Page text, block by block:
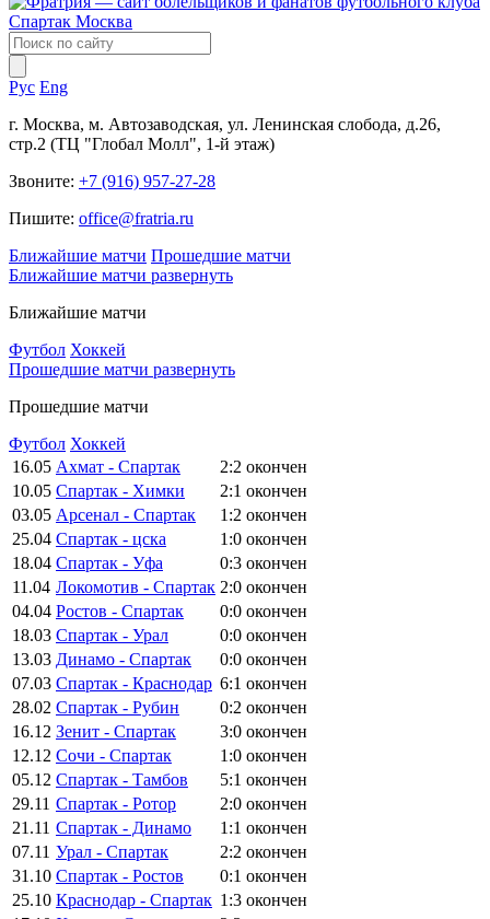
Рус Eng
г. Москва, м. Автозаводская, ул. Ленинская слобода, д.26,
стр.2 (ТЦ "Глобал Молл", 1-й этаж)
Звоните: +7 (916) 957-27-28
Пишите: office@fratria.ru
Ближайшие матчи Прошедшие матчи
Ближайшие матчи развернуть
Ближайшие матчи
Футбол Хоккей
Прошедшие матчи развернуть
Прошедшие матчи
Футбол Хоккей
16.05 Ахмат - Спартак 2:2 окончен
10.05 Спартак - Химки 2:1 окончен
03.05 Арсенал - Спартак 1:2 окончен
25.04 Спартак - цска 1:0 окончен
18.04 Спартак - Уфа 0:3 окончен
11.04 Локомотив - Спартак 2:0 окончен
04.04 Ростов - Спартак 0:0 окончен
18.03 Спартак - Урал 0:0 окончен
13.03 Динамо - Спартак 0:0 окончен
07.03 Спартак - Краснодар 6:1 окончен
28.02 Спартак - Рубин 0:2 окончен
16.12 Зенит - Спартак 3:0 окончен
12.12 Сочи - Спартак 1:0 окончен
05.12 Спартак - Тамбов 5:1 окончен
29.11 Спартак - Ротор 2:0 окончен
21.11 Спартак - Динамо 1:1 окончен
07.11 Урал - Спартак 2:2 окончен
31.10 Спартак - Ростов 0:1 окончен
25.10 Краснодар - Спартак 1:3 окончен